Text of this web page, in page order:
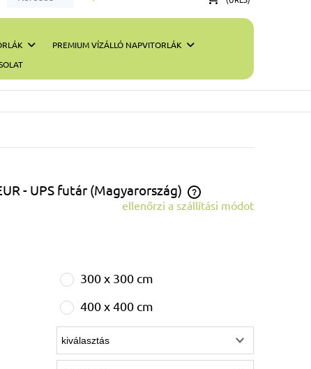
PREMIUM VÍZÁLLÓ NAPVITORLÁK
- UPS futár (Magyarország)
ellenőrzi a szállítási módot
300 x 300 cm
400 x 400 cm